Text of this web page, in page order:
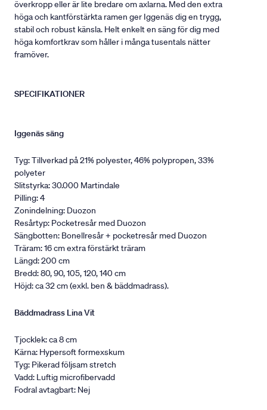
överkropp eller är lite bredare om axlarna. Med den extra
höga och kantförstärkta ramen ger Iggenäs dig en trygg,
stabil och robust känsla. Helt enkelt en säng för dig med
höga komfortkrav som håller i många tusentals nätter
framöver.
SPECIFIKATIONER
Iggenäs säng
Tyg: Tillverkad på 21% polyester, 46% polypropen, 33%
polyeter
Slitstyrka: 30.000 Martindale
Pilling: 4
Zonindelning: Duozon
Resårtyp: Pocketresår med Duozon
Sängbotten: Bonellresår + pocketresår med Duozon
Träram: 16 cm extra förstärkt träram
Längd: 200 cm
Bredd: 80, 90, 105, 120, 140 cm
Höjd: ca 32 cm (exkl. ben & bäddmadrass).
Bäddmadrass Lina Vit
Tjocklek: ca 8 cm
Kärna: Hypersoft formexskum
Tyg: Pikerad följsam stretch
Vadd: Luftig microfibervadd
Fodral avtagbart: Nej